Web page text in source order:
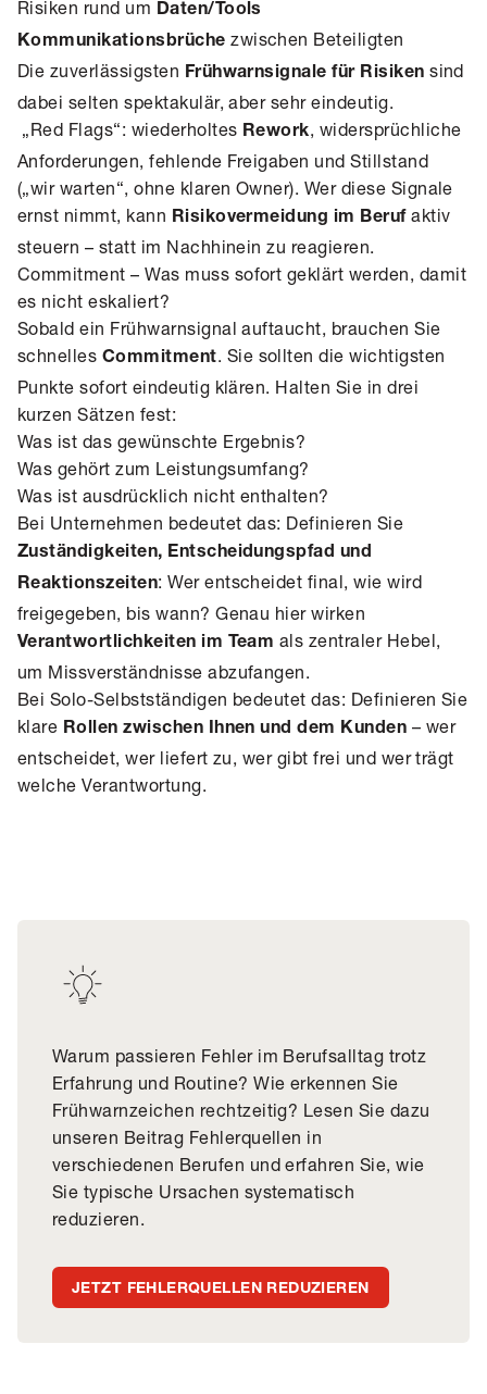
Risiken rund um Daten/Tools
Kommunikationsbrüche zwischen Beteiligten
Die zuverlässigsten Frühwarnsignale für Risiken sind
dabei selten spektakulär, aber sehr eindeutig.
„Red Flags“: wiederholtes Rework, widersprüchliche
Anforderungen, fehlende Freigaben und Stillstand
(„wir warten“, ohne klaren Owner). Wer diese Signale
ernst nimmt, kann Risikovermeidung im Berufaktiv
steuern – statt im Nachhinein zu reagieren.
Commitment – Was muss sofort geklärt werden, damit
es nicht eskaliert?
Sobald ein Frühwarnsignal auftaucht, brauchen Sie
schnelles Commitment. Sie sollten die wichtigsten
Punkte sofort eindeutig klären. Halten Sie in drei
kurzen Sätzen fest:
Was ist das gewünschte Ergebnis?
Was gehört zum Leistungsumfang?
Was ist ausdrücklich nicht enthalten?
Bei Unternehmen bedeutet das: Definieren Sie
Zuständigkeiten, Entscheidungspfad und
Reaktionszeiten: Wer entscheidet final, wie wird
freigegeben, bis wann? Genau hier wirken
Verantwortlichkeiten im Team als zentraler Hebel,
um Missverständnisse abzufangen.
Bei Solo-Selbstständigen bedeutet das: Definieren Sie
klare Rollen zwischen Ihnen und dem Kunden – wer
entscheidet, wer liefert zu, wer gibt frei und wer trägt
welche Verantwortung.
Warum passieren Fehler im Berufsalltag trotz
Erfahrung und Routine? Wie erkennen Sie
Frühwarnzeichen rechtzeitig? Lesen Sie dazu
unseren Beitrag Fehlerquellen in
verschiedenen Berufen und erfahren Sie, wie
Sie typische Ursachen systematisch
reduzieren.
JETZT FEHLERQUELLEN REDUZIEREN